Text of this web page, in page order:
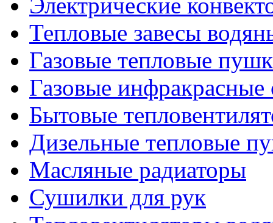
Тепловые завесы
Газовые тепловые
Газовые инфракрасные
Бытовые
Дизельные тепловые
Масляные радиаторы
Сушилки для рук